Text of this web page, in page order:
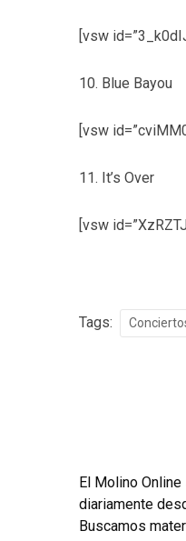
[vsw
10. Blue Bayou
[vsw
11. It’s Over
[vsw
Tags:
El Molino
diariamente
Buscamos